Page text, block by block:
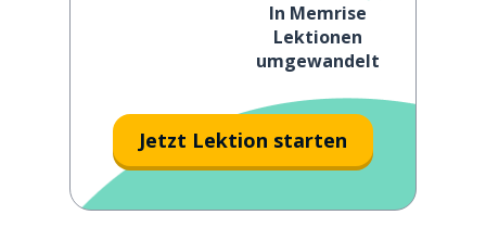
In Memrise
Lektionen
umgewandelt
Jetzt Lektion starten